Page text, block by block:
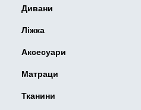
Дивани
Ліжка
Аксесуари
Матраци
Тканини